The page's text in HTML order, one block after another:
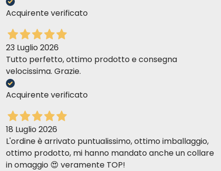
Acquirente verificato
23 Luglio 2026
Tutto perfetto, ottimo prodotto e consegna
velocissima. Grazie.
Acquirente verificato
18 Luglio 2026
L'ordine è arrivato puntualissimo, ottimo imballaggio,
ottimo prodotto, mi hanno mandato anche un collare
in omaggio 😍 veramente TOP!